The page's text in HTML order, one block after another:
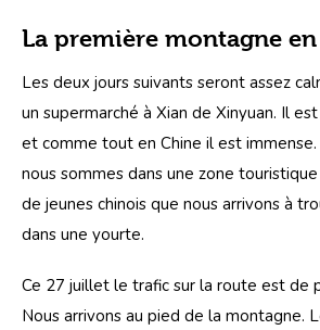
La première montagne
Les deux jours suivants seront assez
un supermarché à Xian de Xinyuan. Il
et comme tout en Chine il est
nous sommes dans une zone touristique
de jeunes chinois que nous arrivons à
dans une yourte.
Ce 27 juillet le trafic sur la route est de
Nous arrivons au pied de la montagne.